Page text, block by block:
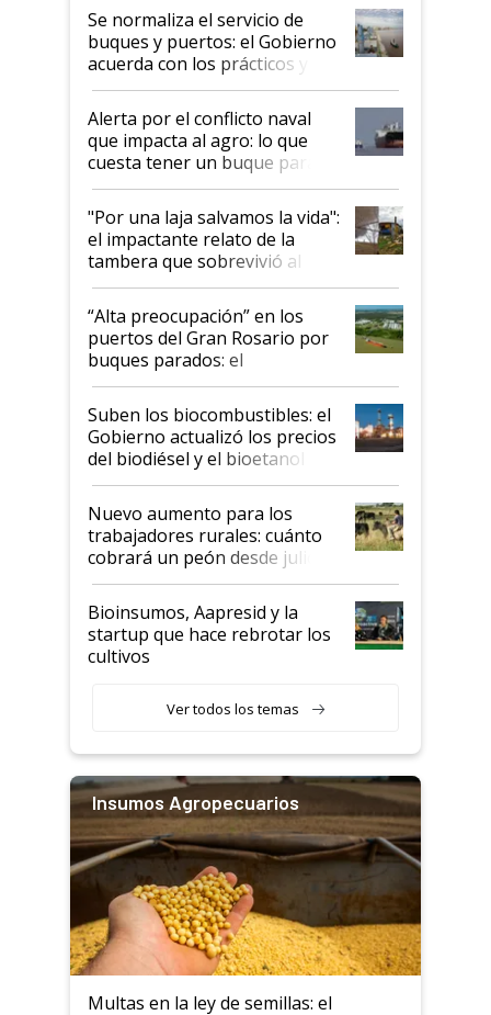
Se normaliza el servicio de
buques y puertos: el Gobierno
acuerda con los prácticos y
suspende el decreto de
desregulación
Alerta por el conflicto naval
que impacta al agro: lo que
cuesta tener un buque parado
y el peligro de que Argentina
pase a ser "país sucio"
"Por una laja salvamos la vida":
el impactante relato de la
tambera que sobrevivió al
tornado
“Alta preocupación” en los
puertos del Gran Rosario por
buques parados: el
funcionamiento de las
exportadoras en tensión tras
la medida de fuerza de los
prácticos
Suben los biocombustibles: el
Gobierno actualizó los precios
del biodiésel y el bioetanol
Nuevo aumento para los
trabajadores rurales: cuánto
cobrará un peón desde julio
Bioinsumos, Aapresid y la
startup que hace rebrotar los
cultivos
Ver todos los temas
Insumos Agropecuarios
Multas en la ley de semillas: el